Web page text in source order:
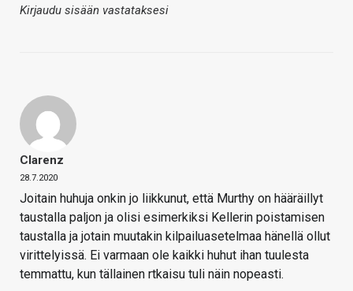
Kirjaudu sisään vastataksesi
Clarenz
28.7.2020
Joitain huhuja onkin jo liikkunut, että Murthy on hääräillyt
taustalla paljon ja olisi esimerkiksi Kellerin poistamisen
taustalla ja jotain muutakin kilpailuasetelmaa hänellä ollut
virittelyissä. Ei varmaan ole kaikki huhut ihan tuulesta
temmattu, kun tällainen rtkaisu tuli näin nopeasti.